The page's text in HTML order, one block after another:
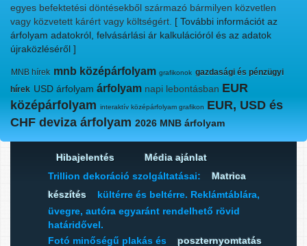
egyes befektetési döntésekből származó bármilyen közvetlen
vagy közvetett kárért vagy költségért. [ További információt az
árfolyam adatokról, felvásárlási ár kalkulációról és az adatok
újraközléséről ]
MNB hírek mnb középárfolyam grafikonok gazdasági és pénzügyi
hírek USD árfolyam árfolyam napi lebontásban EUR
középárfolyam interaktív középárfolyam grafikon EUR, USD és
CHF deviza árfolyam 2026 MNB árfolyam
Hibajelentés
Média ajánlat
Trillion dekoráció szolgáltatásai:
Matrica
készítés
kültérre és beltérre. Reklámtáblára,
üvegre, autóra egyaránt rendelhető rövid
határidővel.
Fotó minőségű plakás és
poszternyomtatás